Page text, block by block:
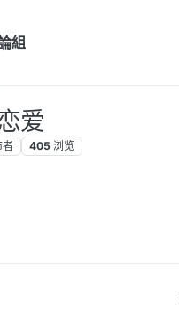
組
爱
者 405 浏览